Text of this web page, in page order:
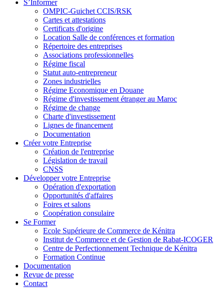
S’Informer
OMPIC-Guichet CCIS/RSK
Cartes et attestations
Certificats d'origine
Location Salle de conférences et formation
Répertoire des entreprises
Associations professionnelles
Régime fiscal
Statut auto-entrepreneur
Zones industrielles
Régime Economique en Douane
Régime d'investissement étranger au Maroc
Régime de change
Charte d'investissement
Lignes de financement
Documentation
Créer votre Entreprise
Création de l'entreprise
Législation de travail
CNSS
Développer votre Entreprise
Opération d'exportation
Opportunités d'affaires
Foires et salons
Coopération consulaire
Se Former
Ecole Supérieure de Commerce de Kénitra
Institut de Commerce et de Gestion de Rabat-ICOGER
Centre de Perfectionnement Technique de Kénitra
Formation Continue
Documentation
Revue de presse
Contact